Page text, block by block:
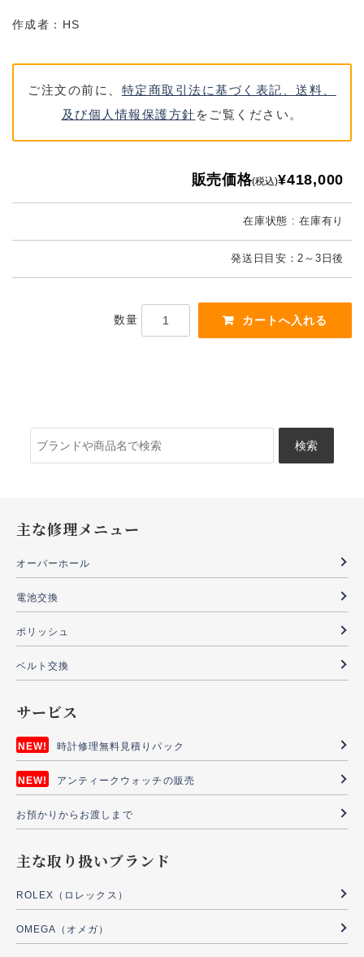
作成者：HS
ご注文の前に、 特定商取引法に基づく表記、送料、
及び個人情報保護方針 をご覧ください。
販売価格(税込)¥418,000
在庫状態 : 在庫有り
発送日目安：2～3日後
数量
索:
主な修理メニュー
オーバーホール
電池交換
ポリッシュ
ベルト交換
サービス
時計修理無料見積りパック
アンティークウォッチの販売
お預かりからお渡しまで
主な取り扱いブランド
ROLEX（ロレックス）
OMEGA（オメガ）